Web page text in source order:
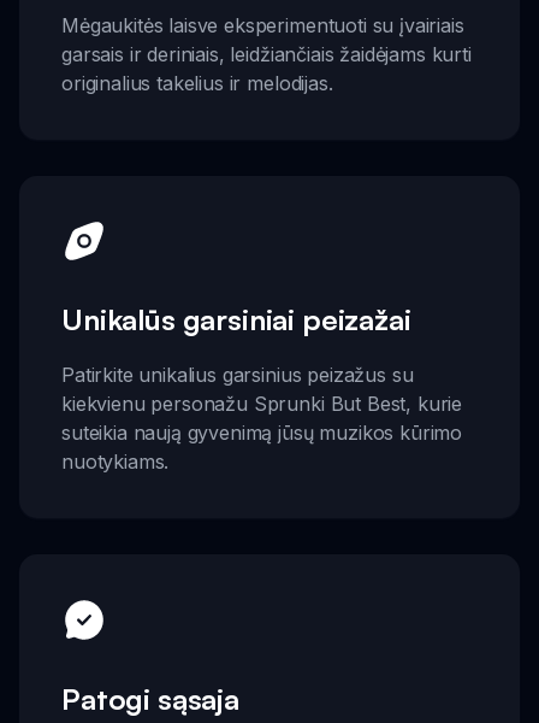
Mėgaukitės laisve eksperimentuoti su įvairiais
garsais ir deriniais, leidžiančiais žaidėjams kurti
originalius takelius ir melodijas.
Unikalūs garsiniai peizažai
Patirkite unikalius garsinius peizažus su
kiekvienu personažu Sprunki But Best, kurie
suteikia naują gyvenimą jūsų muzikos kūrimo
nuotykiams.
Patogi sąsaja